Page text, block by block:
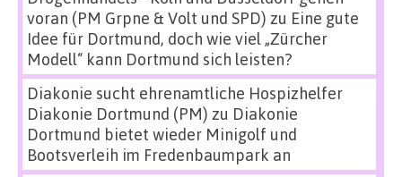
voran (PM Grpne & Volt und SPD) zu Eine gute
Idee für Dortmund, doch wie viel „Zürcher
Modell“ kann Dortmund sich leisten?
Diakonie sucht ehrenamtliche Hospizhelfer
Diakonie Dortmund (PM) zu Diakonie
Dortmund bietet wieder Minigolf und
Bootsverleih im Fredenbaumpark an